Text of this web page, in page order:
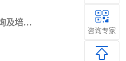
东莞皓讯电子全面导入ISO13485:2016、IATF16949:2016等多体系认证咨询及培训服务！
管理
咨询专家